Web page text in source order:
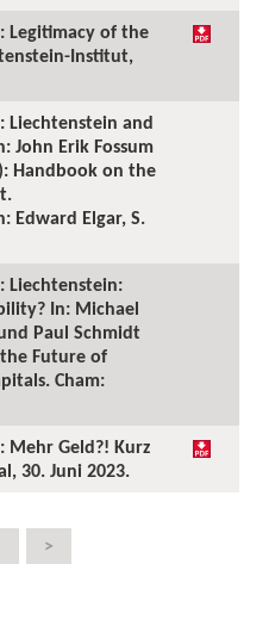
Legitimacy of the
Institut,
Liechtenstein and
John Erik Fossum
Handbook on the
Edward Elgar, S.
Liechtenstein:
In: Michael
Paul Schmidt
Future of
Cham:
Mehr Geld?! Kurz
30. Juni 2023.
>